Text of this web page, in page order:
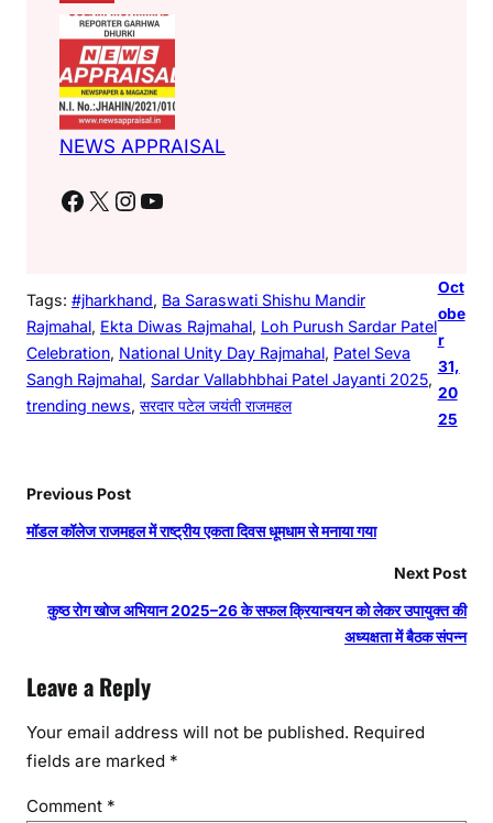
NEWS APPRAISAL
Facebook X Instagram YouTube
Tags: #jharkhand, Ba Saraswati Shishu Mandir
Rajmahal, Ekta Diwas Rajmahal, Loh Purush Sardar Patel
Celebration, National Unity Day Rajmahal, Patel Seva
Sangh Rajmahal, Sardar Vallabhbhai Patel Jayanti 2025
trending news, सरदार पटेल जयंती राजमहल
Oct
obe
r
31,
20
25
Previous Post
मॉडल कॉलेज राजमहल में राष्ट्रीय एकता दिवस धूमधाम से मनाया गया
Next Post
कुष्ठ रोग खोज अभियान 2025–26 के सफल क्रियान्वयन को लेकर उपायुक्त की
अध्यक्षता में बैठक संपन्न
Leave a Reply
Your email address will not be published. Required
fields are marked *
Comment *